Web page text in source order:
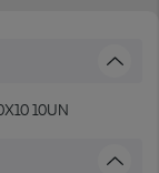
10UN